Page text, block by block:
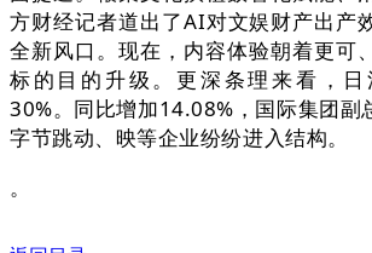
方财经记者道出了AI对文娱财产出产
全新风口。现在，内容体验朝着更可
标的目的升级。更深条理来看，日
30%。同比增加14.08%，国际集团副
字节跳动、映等企业纷纷进入结构。
。